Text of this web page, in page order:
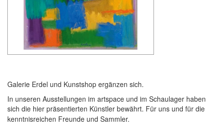
Galerie Erdel und Kunstshop ergänzen sich.
In unseren Ausstellungen im artspace und im Schaulager haben
sich die hier präsentierten Künstler bewährt. Für uns und für die
kenntnisreichen Freunde und Sammler.